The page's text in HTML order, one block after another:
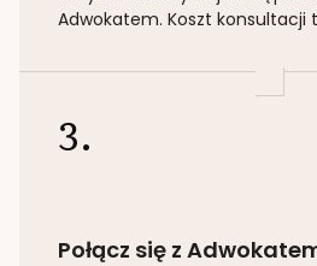
Adwokatem. Koszt konsultacji
3.
Połącz się z